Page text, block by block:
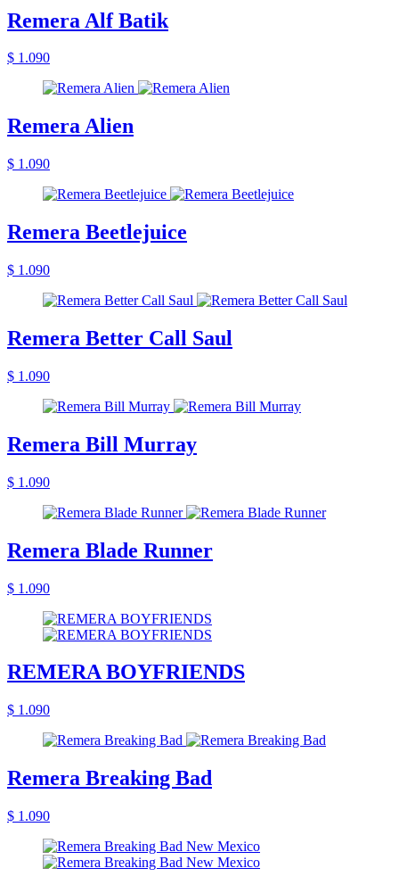
Remera Alf Batik
$ 1.090
Remera Alien
$ 1.090
Remera Beetlejuice
$ 1.090
Remera Better Call Saul
$ 1.090
Remera Bill Murray
$ 1.090
Remera Blade Runner
$ 1.090
REMERA BOYFRIENDS
$ 1.090
Remera Breaking Bad
$ 1.090